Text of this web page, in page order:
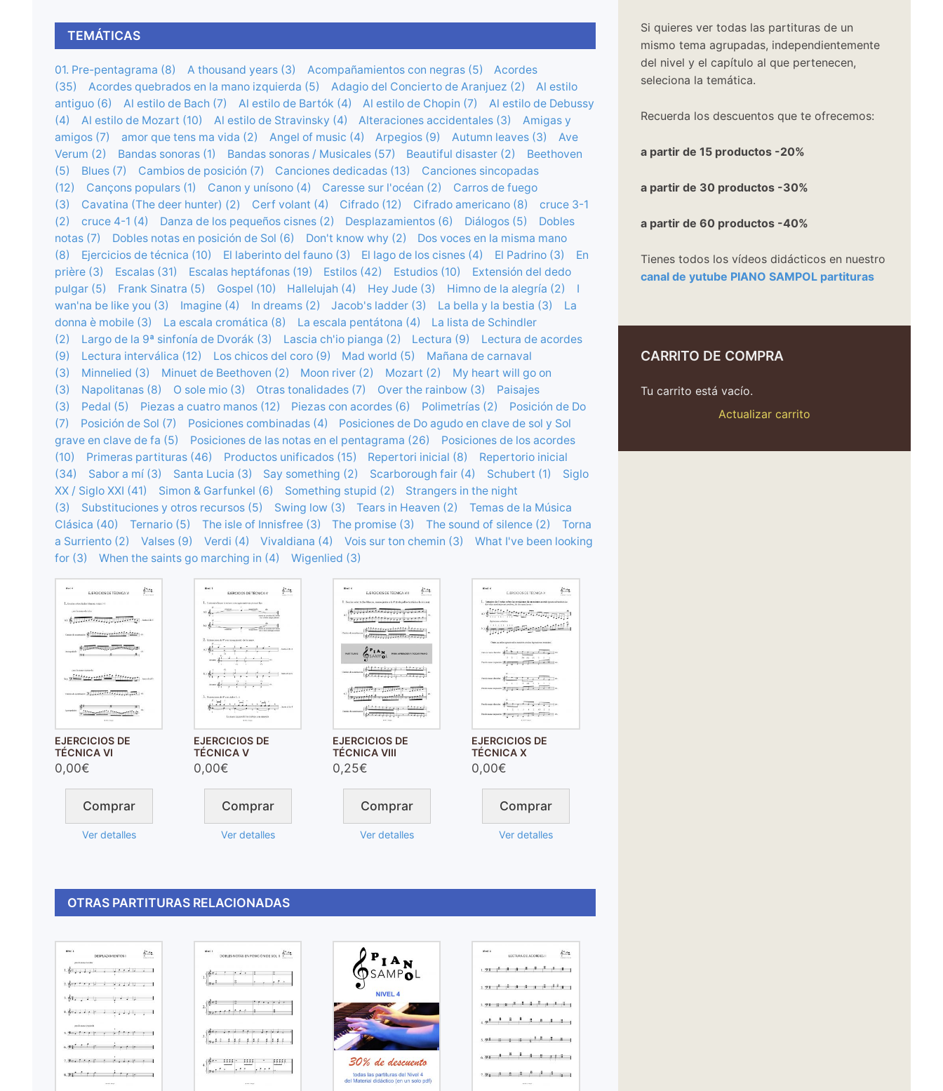
TEMÁTICAS
01. Pre-pentagrama (8) A thousand years (3) Acompañamientos con negras (5)
Acordes
(35)
Acordes quebrados en la mano izquierda (5) Adagio del Concierto de Aranjuez (2)
Al estilo
antiguo (6)
Al estilo de Bach (7) Al estilo de Bartók (4) Al estilo de Chopin (7)
Al estilo de Debussy
(4)
Al estilo de Mozart (10) Al estilo de Stravinsky (4) Alteraciones accidentales (3)
Amigas y
amigos (7)
amor que tens ma vida (2) Angel of music (4) Arpegios (9) Autumn leaves (3)
Ave
Verum (2)
Bandas sonoras (1) Bandas sonoras / Musicales (57) Beautiful disaster (2)
Beethoven
(5)
Blues (7) Cambios de posición (7) Canciones dedicadas (13)
Canciones sincopadas
(12)
Cançons populars (1) Canon y unísono (4) Caresse sur l'océan (2)
Carros de fuego
(3)
Cavatina (The deer hunter) (2) Cerf volant (4) Cifrado (12) Cifrado americano (8)
cruce 3-1
(2)
cruce 4-1 (4) Danza de los pequeños cisnes (2) Desplazamientos (6) Diálogos (5)
Dobles
notas (7)
Dobles notas en posición de Sol (6) Don't know why (2)
Dos voces en la misma mano
(8)
Ejercicios de técnica (10) El laberinto del fauno (3) El lago de los cisnes (4) El Padrino (3)
En
prière (3)
Escalas (31) Escalas heptáfonas (19) Estilos (42) Estudios (10)
Extensión del dedo
pulgar (5)
Frank Sinatra (5) Gospel (10) Hallelujah (4) Hey Jude (3) Himno de la alegría (2)
I
wan'na be like you (3)
Imagine (4) In dreams (2) Jacob's ladder (3) La bella y la bestia (3)
La
donna è mobile (3)
La escala cromática (8) La escala pentátona (4)
La lista de Schindler
(2)
Largo de la 9ª sinfonía de Dvorák (3) Lascia ch'io pianga (2) Lectura (9)
Lectura de acordes
(9)
Lectura interválica (12) Los chicos del coro (9) Mad world (5)
Mañana de carnaval
(3)
Minnelied (3) Minuet de Beethoven (2) Moon river (2) Mozart (2)
My heart will go on
(3)
Napolitanas (8) O sole mio (3) Otras tonalidades (7) Over the rainbow (3)
Paisajes
(3)
Pedal (5) Piezas a cuatro manos (12) Piezas con acordes (6) Polimetrías (2)
Posición de Do
(7)
Posición de Sol (7) Posiciones combinadas (4)
Posiciones de Do agudo en clave de sol y Sol
grave en clave de fa (5)
Posiciones de las notas en el pentagrama (26)
Posiciones de los acordes
(10)
Primeras partituras (46) Productos unificados (15) Repertori inicial (8)
Repertorio inicial
(34)
Sabor a mí (3) Santa Lucia (3) Say something (2) Scarborough fair (4) Schubert (1)
Siglo
XX / Siglo XXI (41)
Simon & Garfunkel (6) Something stupid (2)
Strangers in the night
(3)
Substituciones y otros recursos (5) Swing low (3) Tears in Heaven (2)
Temas de la Música
Clásica (40)
Ternario (5) The isle of Innisfree (3) The promise (3) The sound of silence (2)
Torna
a Surriento (2)
Valses (9) Verdi (4) Vivaldiana (4) Vois sur ton chemin (3)
What I've been looking
for (3)
When the saints go marching in (4) Wigenlied (3)
EJERCICIOS DE
TÉCNICA VI
0,00€
Comprar
Ver detalles
EJERCICIOS DE
TÉCNICA V
0,00€
Comprar
Ver detalles
EJERCICIOS DE
TÉCNICA VIII
0,25€
Comprar
Ver detalles
EJERCICIOS DE
TÉCNICA X
0,00€
Comprar
Ver detalles
OTRAS PARTITURAS RELACIONADAS
Si quieres ver todas las partituras de un
mismo tema agrupadas, independientemente
del nivel y el capítulo al que pertenecen,
seleciona la temática.
Recuerda los descuentos que te ofrecemos:
a partir de 15 productos -20%
a partir de 30 productos -30%
a partir de 60 productos -40%
Tienes todos los vídeos didácticos en nuestro
canal de yutube PIANO SAMPOL partituras
CARRITO DE COMPRA
Tu carrito está vacío.
Actualizar carrito